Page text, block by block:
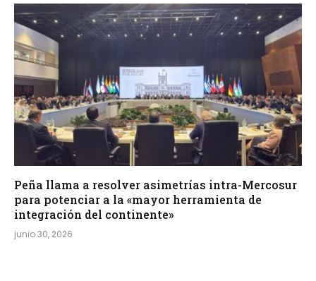
Peña llama a resolver asimetrías intra-Mercosur
para potenciar a la «mayor herramienta de
integración del continente»
junio 30, 2026